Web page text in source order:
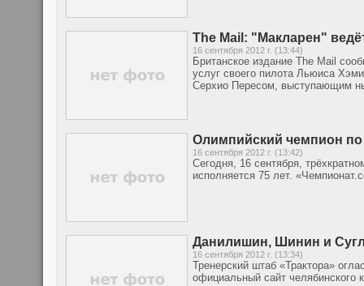
The Mail: "Макларен"
16 сентября 2012 г. (13:44)
Британское издание The Mail
услуг своего пилота Льюиса
Серхио Пересом, выступающим
Олимпийский чемпион по
16 сентября 2012 г. (13:42)
Сегодня, 16 сентября,
исполняется 75 лет.
Данилишин, Шинин и
16 сентября 2012 г. (13:34)
Тренерский штаб «Трактора»
официальный сайт челябинского